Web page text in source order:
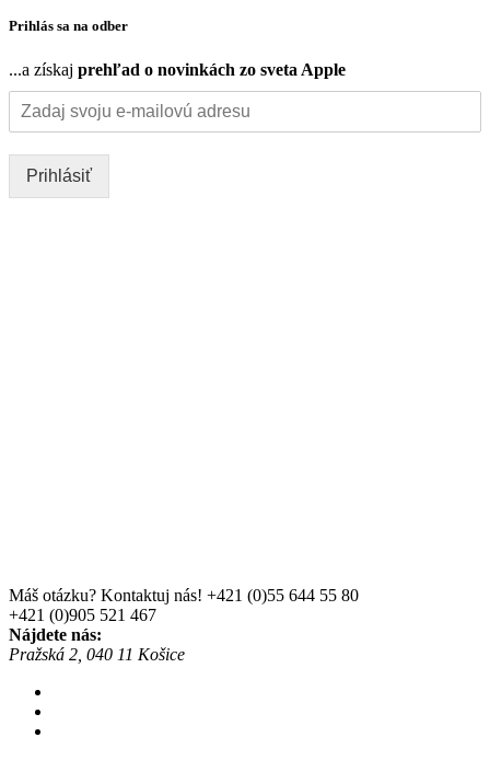
Prihlás sa na odber
...a získaj prehľad o novinkách zo sveta Apple
Prihlásiť
Máš otázku? Kontaktuj nás! +421 (0)55 644 55 80
+421 (0)905 521 467
Nájdete nás:
Pražská 2, 040 11 Košice